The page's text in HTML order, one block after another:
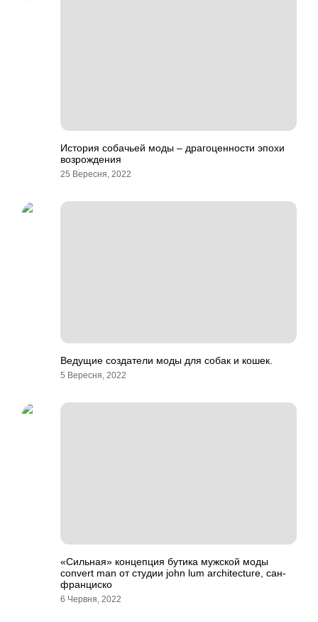
История собачьей моды – драгоценности эпохи
возрождения
25 Вересня, 2022
Ведущие создатели моды для собак и кошек.
5 Вересня, 2022
«Сильная» концепция бутика мужской моды
convert man от студии john lum architecture, сан-
франциско
6 Червня, 2022